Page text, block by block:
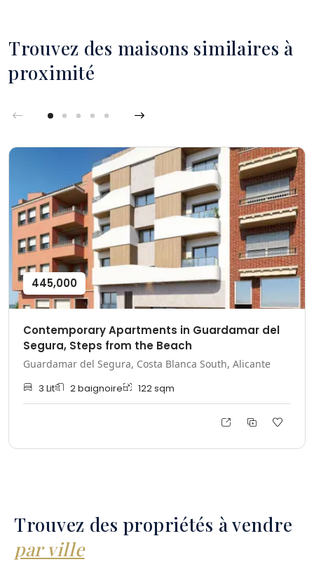
Trouvez des maisons similaires à
proximité
445,000
Contemporary Apartments in Guardamar del
Segura, Steps from the Beach
Guardamar del Segura, Costa Blanca South, Alicante
3 Lit 2baignoire 122sqm
Trouvez des propriétés à vendre
par ville